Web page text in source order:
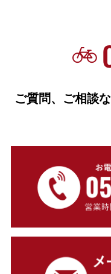
ご質問、ご相談